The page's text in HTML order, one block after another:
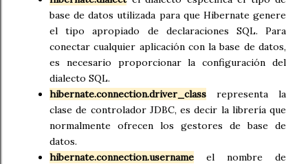
base de datos utilizada para que Hibernate genere
el tipo apropiado de declaraciones SQL. Para
conectar cualquier aplicación con la base de datos,
es necesario proporcionar la configuración del
dialecto SQL.
hibernate.connection.driver_class representa la
clase de controlador JDBC, es decir la librería que
normalmente ofrecen los gestores de base de
datos.
hibernate.connection.username el nombre de